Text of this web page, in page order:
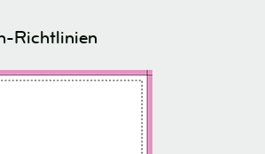
Richtlinien